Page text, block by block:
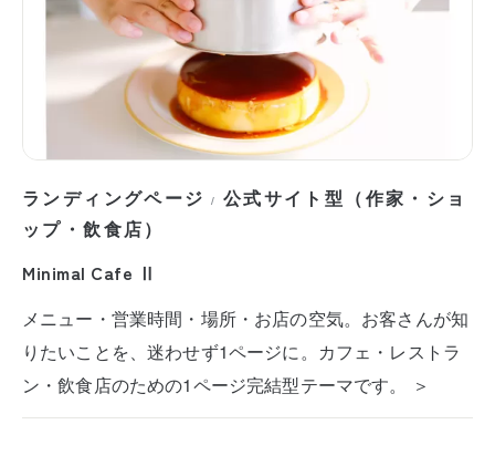
ランディングページ / 公式サイト型（作家・ショ
ップ・飲食店）
Minimal Cafe Ⅱ
メニュー・営業時間・場所・お店の空気。お客さんが知
りたいことを、迷わせず1ページに。カフェ・レストラ
ン・飲食店のための1ページ完結型テーマです。 ＞